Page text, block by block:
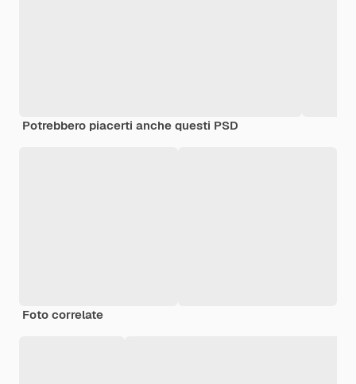
Potrebbero piacerti anche questi PSD
Foto correlate